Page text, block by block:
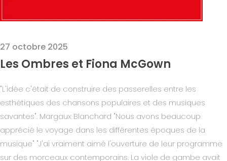
27 octobre 2025
Les Ombres et Fiona McGown
"L'idée c'était de construire des passerelles entre les
esthétiques des chansons populaires et des musiques
savantes". Margaux Blanchard "Nous avons beaucoup
apprécié le voyage dans les différentes époques de la
musique" "J'ai vraiment aimé l'ouverture de leur programme
sur des morceaux contemporains. La viole de gambe avait